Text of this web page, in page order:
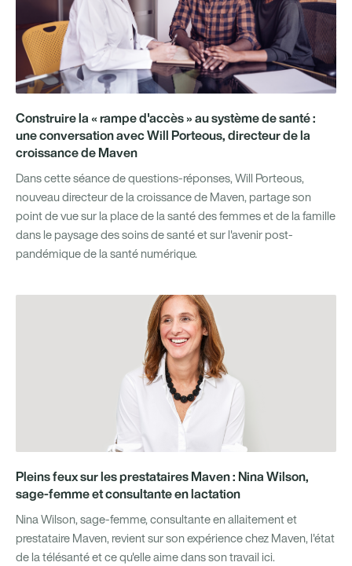
Construire la « rampe d'accès » au système de santé :
une conversation avec Will Porteous, directeur de la
croissance de Maven
Dans cette séance de questions-réponses, Will Porteous,
nouveau directeur de la croissance de Maven, partage son
point de vue sur la place de la santé des femmes et de la famille
dans le paysage des soins de santé et sur l'avenir post-
pandémique de la santé numérique.
Pleins feux sur les prestataires Maven : Nina Wilson,
sage-femme et consultante en lactation
Nina Wilson, sage-femme, consultante en allaitement et
prestataire Maven, revient sur son expérience chez Maven, l'état
de la télésanté et ce qu'elle aime dans son travail ici.